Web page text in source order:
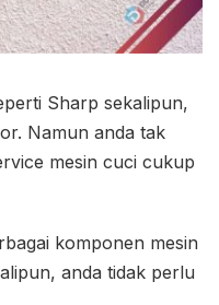
Sharp sekalipun,
Namun anda tak
mesin cuci cukup
komponen mesin
anda tidak perlu